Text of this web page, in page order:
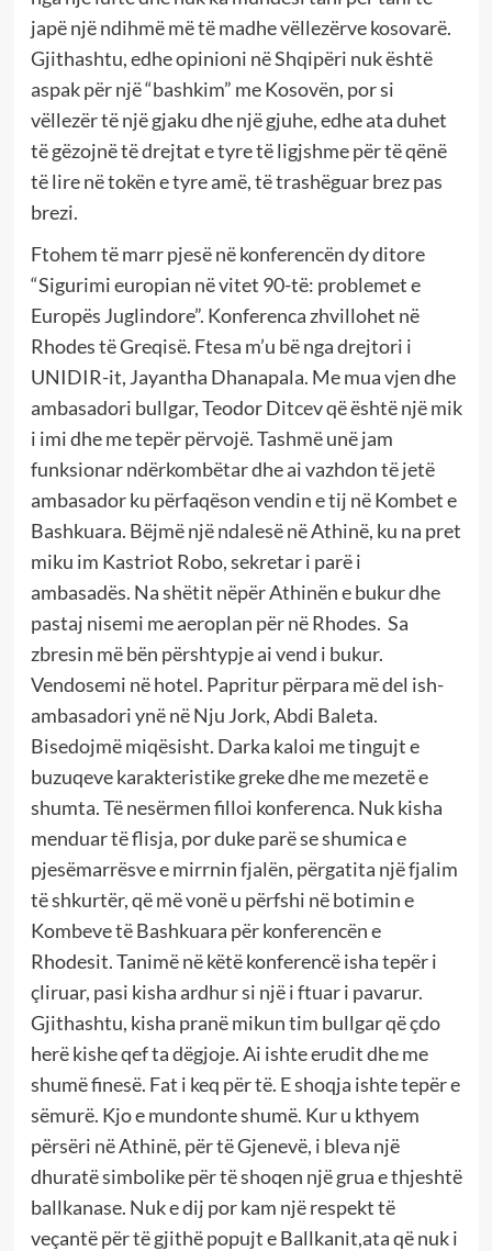
japë një ndihmë më të madhe vëllezërve kosovarë.
Gjithashtu, edhe opinioni në Shqipëri nuk është
aspak për një “bashkim” me Kosovën, por si
vëllezër të një gjaku dhe një gjuhe, edhe ata duhet
të gëzojnë të drejtat e tyre të ligjshme për të qënë
të lire në tokën e tyre amë, të trashëguar brez pas
brezi.
Ftohem të marr pjesë në konferencën dy ditore
“Sigurimi europian në vitet 90-të: problemet e
Europës Juglindore”. Konferenca zhvillohet në
Rhodes të Greqisë. Ftesa m’u bë nga drejtori i
UNIDIR-it, Jayantha Dhanapala. Me mua vjen dhe
ambasadori bullgar, Teodor Ditcev që është një mik
i imi dhe me tepër përvojë. Tashmë unë jam
funksionar ndërkombëtar dhe ai vazhdon të jetë
ambasador ku përfaqëson vendin e tij në Kombet e
Bashkuara. Bëjmë një ndalesë në Athinë, ku na pret
miku im Kastriot Robo, sekretar i parë i
ambasadës. Na shëtit nëpër Athinën e bukur dhe
pastaj nisemi me aeroplan për në Rhodes. Sa
zbresin më bën përshtypje ai vend i bukur.
Vendosemi në hotel. Papritur përpara më del ish-
ambasadori ynë në Nju Jork, Abdi Baleta.
Bisedojmë miqësisht. Darka kaloi me tingujt e
buzuqeve karakteristike greke dhe me mezetë e
shumta. Të nesërmen filloi konferenca. Nuk kisha
menduar të flisja, por duke parë se shumica e
pjesëmarrësve e mirrnin fjalën, përgatita një fjalim
të shkurtër, që më vonë u përfshi në botimin e
Kombeve të Bashkuara për konferencën e
Rhodesit. Tanimë në këtë konferencë isha tepër i
çliruar, pasi kisha ardhur si një i ftuar i pavarur.
Gjithashtu, kisha pranë mikun tim bullgar që çdo
herë kishe qef ta dëgjoje.Ai ishte erudit dhe me
shumë finesë. Fat i keq për të. E shoqja ishte tepër e
sëmurë. Kjo e mundonte shumë. Kur u kthyem
përsëri në Athinë, për të Gjenevë, i bleva një
dhuratë simbolike për të shoqen një grua e thjeshtë
ballkanase. Nuk e dij por kam një respekt të
veçantë për të gjithë popujt e Ballkanit,ata që nuk i